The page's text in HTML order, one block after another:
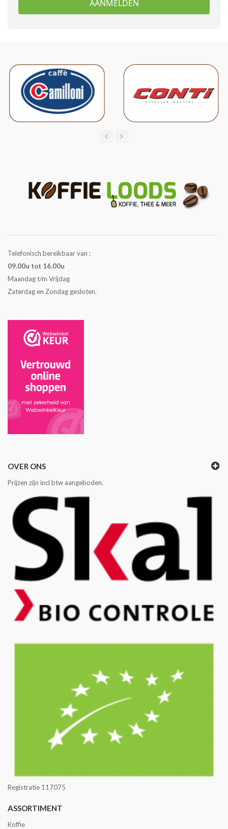
AANMELDEN
Telefonisch bereikbaar van :
09.00u tot 16.00u
Maandag t/m Vrijdag
Zaterdag en Zondag gesloten.
OVER ONS
Prijzen zijn incl btw aangeboden.
Registratie 117075
ASSORTIMENT
Koffie